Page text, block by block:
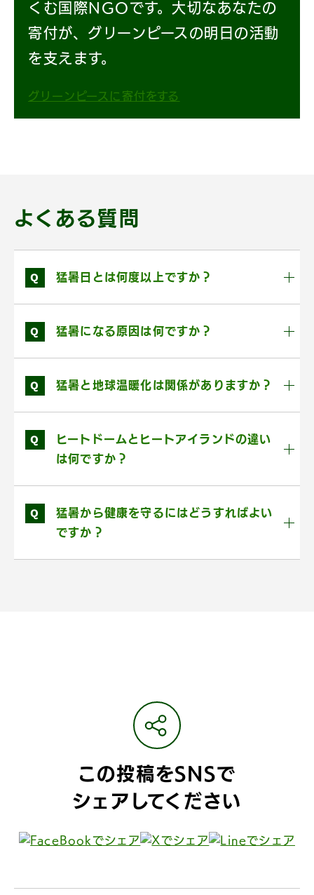
くむ国際NGOです。大切なあなたの
寄付が、グリーンピースの明日の活動
を支えます。
グリーンピースに寄付をする
よくある質問
Q 猛暑日とは何度以上ですか？
Q 猛暑になる原因は何ですか？
Q 猛暑と地球温暖化は関係がありますか？
Q
ヒートドームとヒートアイランドの違い
は何ですか？
Q
猛暑から健康を守るにはどうすればよい
ですか？
この投稿をSNSで
シェアしてください